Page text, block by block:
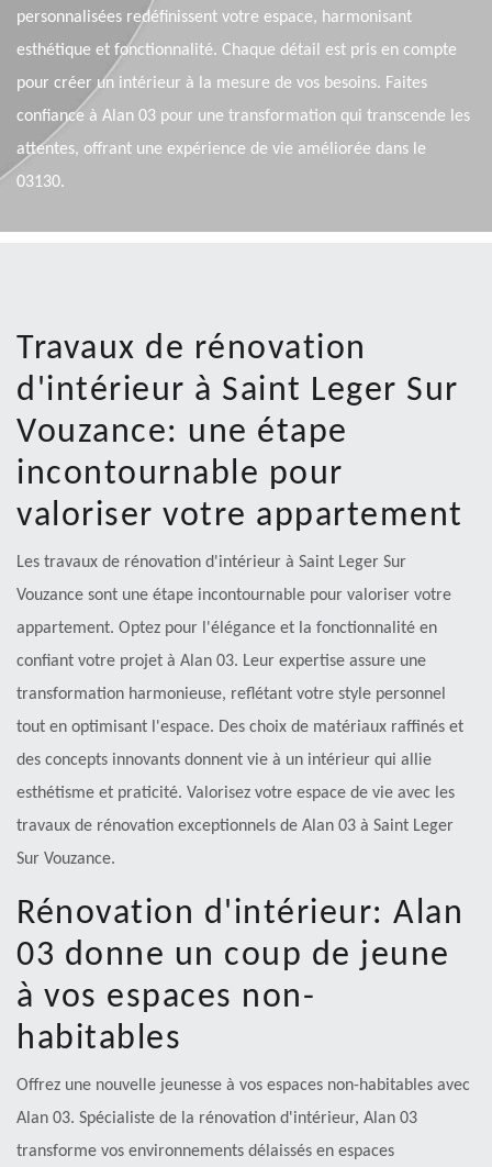
personnalisées redéfinissent votre espace, harmonisant
esthétique et fonctionnalité. Chaque détail est pris en compte
pour créer un intérieur à la mesure de vos besoins. Faites
confiance à Alan 03 pour une transformation qui transcende les
attentes, offrant une expérience de vie améliorée dans le
03130.
Travaux de rénovation
d'intérieur à Saint Leger Sur
Vouzance: une étape
incontournable pour
valoriser votre appartement
Les travaux de rénovation d'intérieur à Saint Leger Sur
Vouzance sont une étape incontournable pour valoriser votre
appartement. Optez pour l'élégance et la fonctionnalité en
confiant votre projet à Alan 03. Leur expertise assure une
transformation harmonieuse, reflétant votre style personnel
tout en optimisant l'espace. Des choix de matériaux raffinés et
des concepts innovants donnent vie à un intérieur qui allie
esthétisme et praticité. Valorisez votre espace de vie avec les
travaux de rénovation exceptionnels de Alan 03 à Saint Leger
Sur Vouzance.
Rénovation d'intérieur: Alan
03 donne un coup de jeune
à vos espaces non-
habitables
Offrez une nouvelle jeunesse à vos espaces non-habitables avec
Alan 03. Spécialiste de la rénovation d'intérieur, Alan 03
transforme vos environnements délaissés en espaces